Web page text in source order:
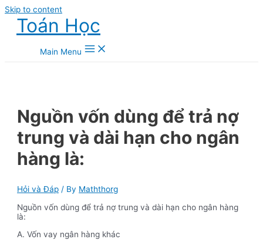
Skip to content
Toán Học
Main Menu
Nguồn vốn dùng để trả nợ
trung và dài hạn cho ngân
hàng là:
Hỏi và Đáp / By Maththorg
Nguồn vốn dùng để trả nợ trung và dài hạn cho ngân hàng
là:
A. Vốn vay ngân hàng khác